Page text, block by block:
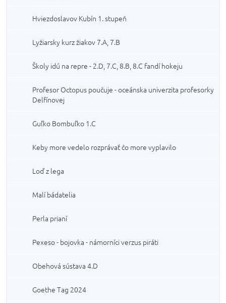
Hviezdoslavov Kubín 1. stupeň
Lyžiarsky kurz žiakov 7.A, 7.B
Školy idú na repre - 2.D, 7.C, 8.B, 8.C fandí hokeju
Profesor Octopus poučuje - oceánska univerzita profesorky
Delfínovej
Guľko Bombuľko 1.C
Keby more vedelo rozprávať čo more vyplavilo
Loď z lega
Malí bádatelia
Perla prianí
Pexeso - bojovka - námorníci verzus piráti
Obehová sústava 4.D
Goethe Tag 2024